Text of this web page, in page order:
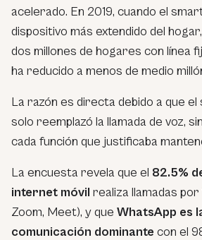
acelerado. En 2019, cuando el
dispositivo más extendido del
dos millones de hogares con línea
ha reducido a menos de medio
La razón es directa debido a que
solo reemplazó la llamada de voz,
cada función que justificaba
La encuesta revela que el 82.5%
internet móvil realiza llamadas
Zoom, Meet), y que WhatsApp es
comunicación dominante con el